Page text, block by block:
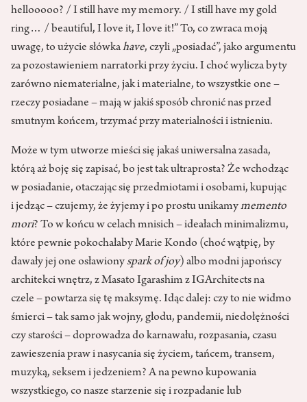
hellooooo? / I still have my memory. / I still have my gold
ring… / beautiful, I love it, I love it!” To, co zwraca moją
uwagę, to użycie słówkahave, czyli „posiadać”, jako argumentu
za pozostawieniem narratorki przy życiu. I choć wylicza byty
zarówno niematerialne, jak i materialne, to wszystkie one –
rzeczy posiadane – mają w jakiś sposób chronić nas przed
smutnym końcem, trzymać przy materialności i istnieniu.
Może w tym utworze mieści się jakaś uniwersalna zasada,
którą aż boję się zapisać, bo jest tak ultraprosta? Że wchodząc
w posiadanie, otaczając się przedmiotami i osobami, kupując
i jedząc – czujemy, że żyjemy i po prostu unikamymemento
mori? To w końcu w celach mnisich – ideałach minimalizmu,
które pewnie pokochałaby Marie Kondo (choć wątpię, by
dawały jej one osławiony spark of joy) albo modni japońscy
architekci wnętrz, z Masato Igarashim z IGArchitects na
czele – powtarza się tę maksymę. Idąc dalej: czy to nie widmo
śmierci – tak samo jak wojny, głodu, pandemii, niedołężności
czy starości – doprowadza do karnawału, rozpasania, czasu
zawieszenia praw i nasycania się życiem, tańcem, transem,
muzyką, seksem i jedzeniem? A na pewno kupowania
wszystkiego, co nasze starzenie się i rozpadanie lub